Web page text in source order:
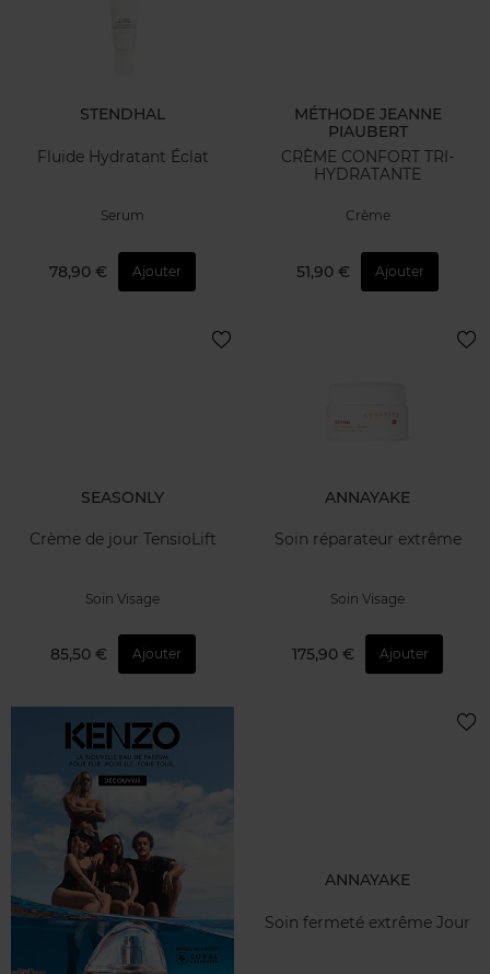
STENDHAL
Fluide Hydratant Éclat
Serum
78,90 € Ajouter
MÉTHODE JEANNE
PIAUBERT
CRÈME CONFORT TRI-
HYDRATANTE
Crème
51,90 € Ajouter
SEASONLY
Crème de jour TensioLift
Soin Visage
85,50 € Ajouter
ANNAYAKE
Soin réparateur extrême
Soin Visage
175,90 € Ajouter
ANNAYAKE
Soin fermeté extrême Jour